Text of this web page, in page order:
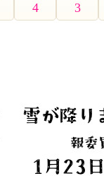
4 3
雪が降
報委
1月23